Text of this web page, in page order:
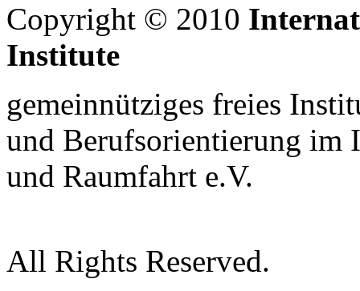
Copyright © 2010
Institute
gemeinnütziges freies
und Berufsorientierung im
und Raumfahrt e.V.
All Rights Reserved.